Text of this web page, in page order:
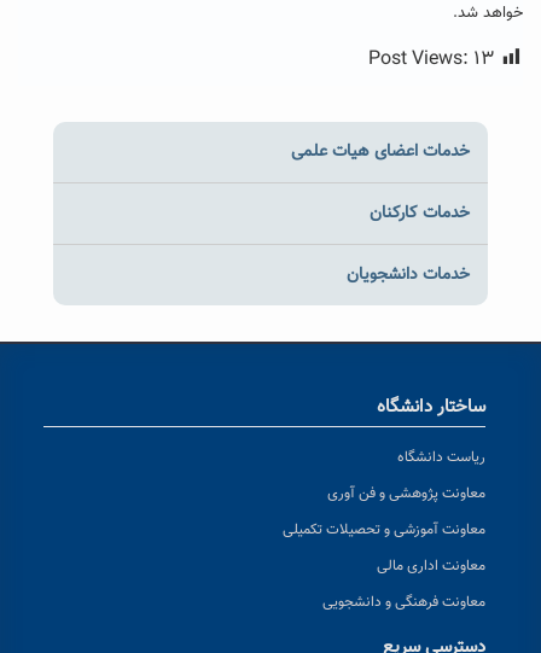
خواهد شد.
Post Views: ۱۳
خدمات اعضای هیات علمی
خدمات کارکنان
خدمات دانشجویان
ساختار دانشگاه
ریاست دانشگاه
معاونت پژوهشی و فن آوری
معاونت آموزشی و تحصیلات تکمیلی
معاونت اداری مالی
معاونت فرهنگی و دانشجویی